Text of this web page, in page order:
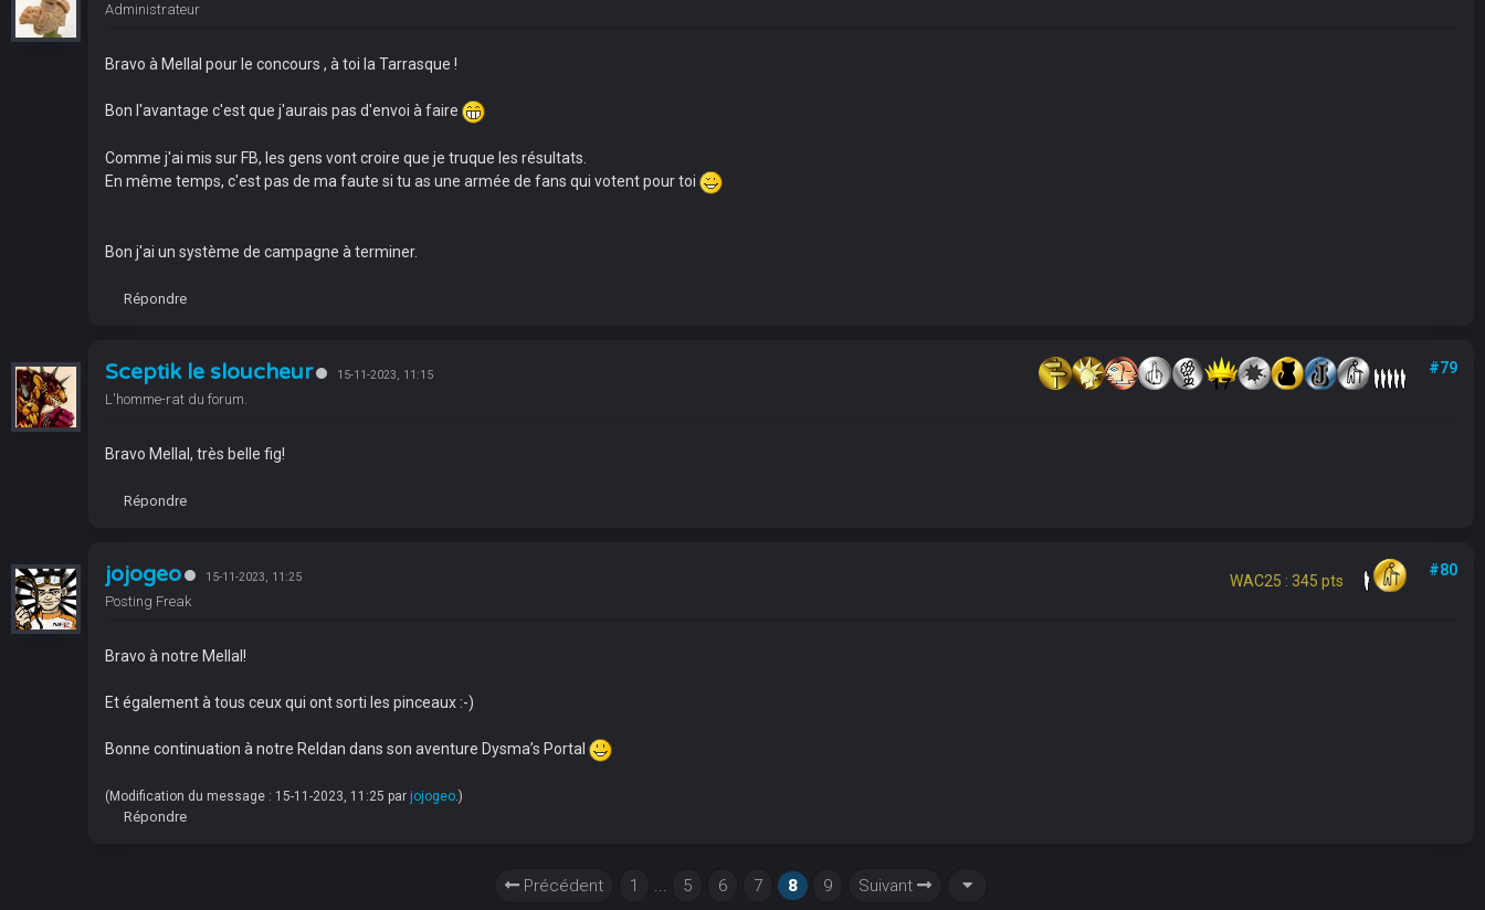
Administrateur
Bravo à Mellal pour le concours , à toi la Tarrasque !
Bon l'avantage c'est que j'aurais pas d'envoi à faire
Comme j'ai mis sur FB, les gens vont croire que je truque les résultats.
En même temps, c'est pas de ma faute si tu as une armée de fans qui votent pour toi
Bon j'ai un système de campagne à terminer.
Répondre
Sceptik le sloucheur 15-11-2023, 11:15
L'homme-rat du forum.
#79
Bravo Mellal, très belle fig!
Répondre
jojogeo 15-11-2023, 11:25
Posting Freak
WAC25 : 345 pts
#80
Bravo à notre Mellal!
Et également à tous ceux qui ont sorti les pinceaux :-)
Bonne continuation à notre Reldan dans son aventure Dysma’s Portal
(Modification du message : 15-11-2023, 11:25 par jojogeo .)
Répondre
Précédent 1 ... 5 6 7 8 9 Suivant